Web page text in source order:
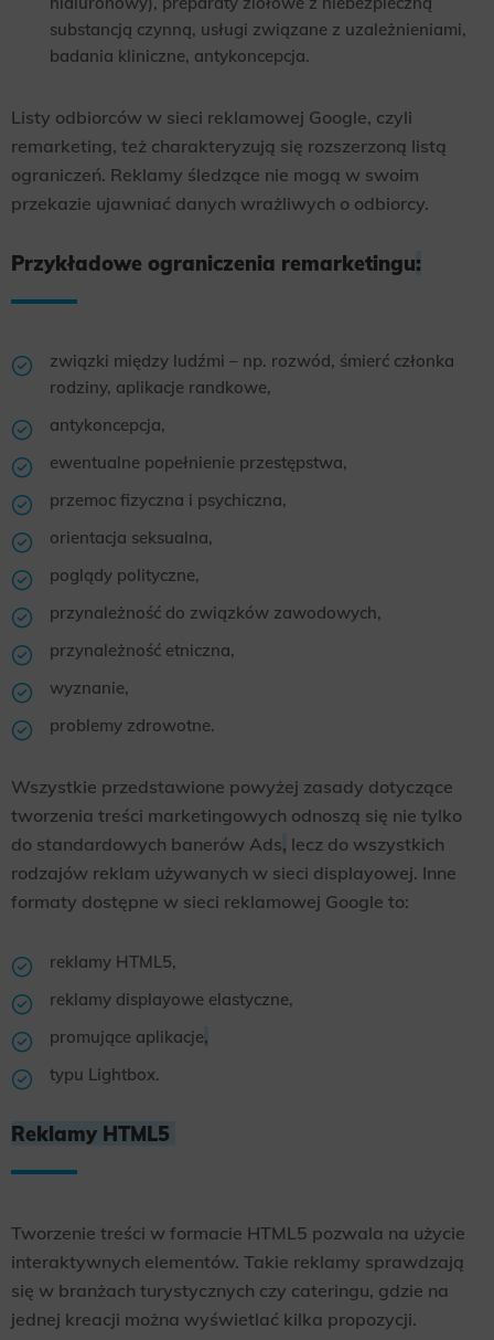
Scope responsible for displaying personalized ads that may be of interest to the user based on browsing history and
habits and demographic criteria. Also, third-party files that, in conjunction with files installed while browsing other
websites, profile the user, providing him or her with the marketing, advertising and retargeting content deemed most
appropriate.
substancją czynną, usługi związane z uzależnieniami,
badania kliniczne, antykoncepcja.
Listy odbiorców w sieci reklamowej Google, czyli
remarketing, też charakteryzują się rozszerzoną listą
ograniczeń. Reklamy śledzące nie mogą w swoim
przekazie ujawniać danych wrażliwych o odbiorcy.
Przykładowe ograniczenia remarketingu:
związki między ludźmi – np. rozwód, śmierć członka
rodziny, aplikacje randkowe,
antykoncepcja,
ewentualne popełnienie przestępstwa,
przemoc fizyczna i psychiczna,
orientacja seksualna,
poglądy polityczne,
przynależność do związków zawodowych,
przynależność etniczna,
wyznanie,
problemy zdrowotne.
Wszystkie przedstawione powyżej zasady dotyczące
tworzenia treści marketingowych odnoszą się nie tylko
do standardowych banerów Ads, lecz do wszystkich
rodzajów reklam używanych w sieci displayowej. Inne
formaty dostępne w sieci reklamowej Google to:
reklamy HTML5,
reklamy displayowe elastyczne,
promujące aplikacje,
typu Lightbox.
Reklamy HTML5
Tworzenie treści w formacie HTML5 pozwala na użycie
interaktywnych elementów. Takie reklamy sprawdzają
się w branżach turystycznych czy cateringu, gdzie na
jednej kreacji można wyświetlać kilka propozycji.